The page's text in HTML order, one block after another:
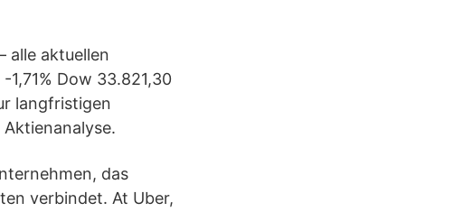
alle aktuellen
1,71% Dow 33.821,30
langfristigen
das
verbindet. At Uber,